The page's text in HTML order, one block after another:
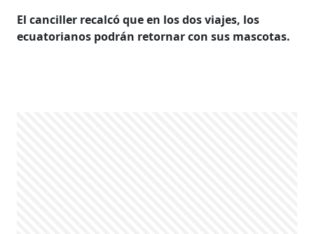
El canciller recalcó que en los dos viajes, los
ecuatorianos podrán retornar con sus mascotas.